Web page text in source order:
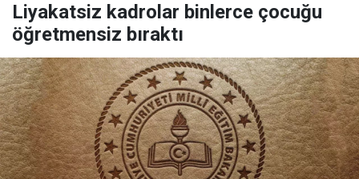
Liyakatsiz kadrolar binlerce çocuğu
öğretmensiz bıraktı